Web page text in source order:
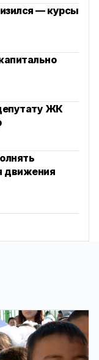
— курсы
ЖК
движения